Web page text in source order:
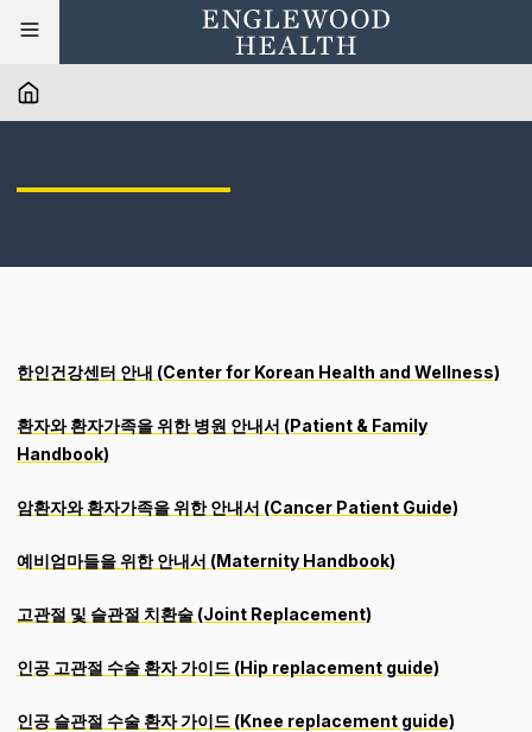
한인건강센터 안내 (Center for Korean Health and Wellness)
환자와 환자가족을 위한 병원 안내서 (Patient & Family
Handbook)
암환자와 환자가족을 위한 안내서 (Cancer Patient Guide)
예비엄마들을 위한 안내서 (Maternity Handbook)
고관절 및 슬관절 치환술 (Joint Replacement)
인공 고관절 수술 환자 가이드 (Hip replacement guide)
인공 슬관절 수술 환자 가이드 (Knee replacement guide)